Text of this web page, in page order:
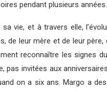
pendant plusieurs années.
vie, et à travers elle,
de leur mère et de leur
reconnaître les signes
pas invitées aux
on a six ans. Margo a